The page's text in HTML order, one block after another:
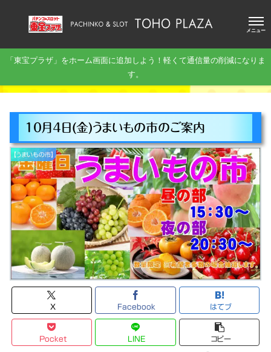
メニュー
「東宝プラザ」をホーム画面に追加しよう！軽くて通信量の削減になりま
す。
10月4日(金)うまいもの市のご案内
【うまいもの市】
X Facebook はてブ
Pocket LINE コピー